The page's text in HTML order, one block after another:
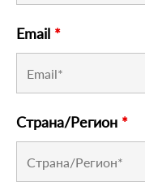
Email *
Страна/Регион *